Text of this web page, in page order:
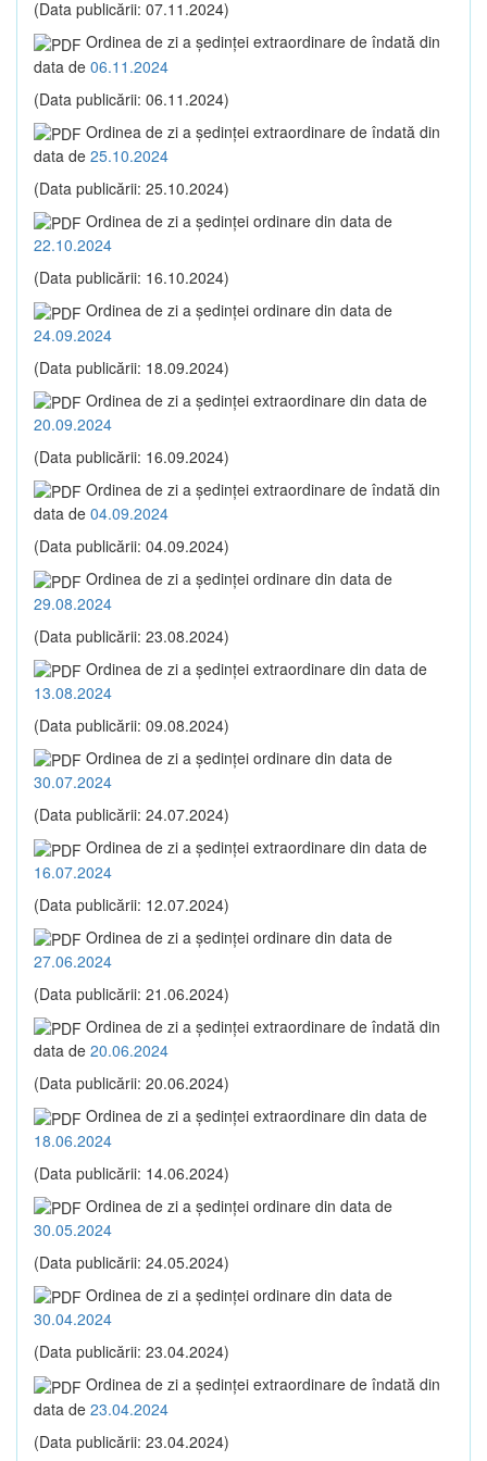
(Data publicării: 07.11.2024)
Ordinea de zi a şedinţei extraordinare de îndată din
data de 06.11.2024
(Data publicării: 06.11.2024)
Ordinea de zi a şedinţei extraordinare de îndată din
data de 25.10.2024
(Data publicării: 25.10.2024)
Ordinea de zi a şedinţei ordinare din data de
22.10.2024
(Data publicării: 16.10.2024)
Ordinea de zi a şedinţei ordinare din data de
24.09.2024
(Data publicării: 18.09.2024)
Ordinea de zi a şedinţei extraordinare din data de
20.09.2024
(Data publicării: 16.09.2024)
Ordinea de zi a şedinţei extraordinare de îndată din
data de 04.09.2024
(Data publicării: 04.09.2024)
Ordinea de zi a şedinţei ordinare din data de
29.08.2024
(Data publicării: 23.08.2024)
Ordinea de zi a şedinţei extraordinare din data de
13.08.2024
(Data publicării: 09.08.2024)
Ordinea de zi a şedinţei ordinare din data de
30.07.2024
(Data publicării: 24.07.2024)
Ordinea de zi a şedinţei extraordinare din data de
16.07.2024
(Data publicării: 12.07.2024)
Ordinea de zi a şedinţei ordinare din data de
27.06.2024
(Data publicării: 21.06.2024)
Ordinea de zi a şedinţei extraordinare de îndată din
data de 20.06.2024
(Data publicării: 20.06.2024)
Ordinea de zi a şedinţei extraordinare din data de
18.06.2024
(Data publicării: 14.06.2024)
Ordinea de zi a şedinţei ordinare din data de
30.05.2024
(Data publicării: 24.05.2024)
Ordinea de zi a şedinţei ordinare din data de
30.04.2024
(Data publicării: 23.04.2024)
Ordinea de zi a şedinţei extraordinare de îndată din
data de 23.04.2024
(Data publicării: 23.04.2024)